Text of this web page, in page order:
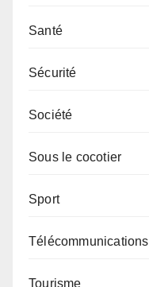
Santé
Sécurité
Société
Sous le cocotier
Sport
Télécommunications
Tourisme